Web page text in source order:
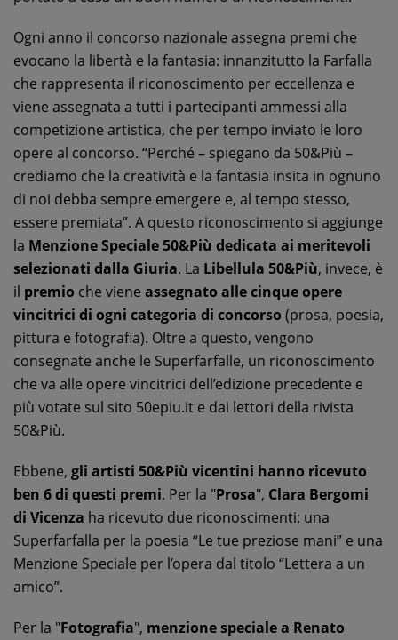
Ogni anno il concorso nazionale assegna premi che
evocano la libertà e la fantasia: innanzitutto la Farfalla
che rappresenta il riconoscimento per eccellenza e
viene assegnata a tutti i partecipanti ammessi alla
competizione artistica, che per tempo inviato le loro
opere al concorso. “Perché – spiegano da 50&Più –
crediamo che la creatività e la fantasia insita in ognuno
di noi debba sempre emergere e, al tempo stesso,
essere premiata”. A questo riconoscimento si aggiunge
la Menzione Speciale 50&Più dedicata ai meritevoli
selezionati dalla Giuria. La Libellula 50&Più, invece, è
il premio che viene assegnato alle cinque opere
vincitrici di ogni categoria di concorso (prosa, poesia,
pittura e fotografia). Oltre a questo, vengono
consegnate anche le Superfarfalle, un riconoscimento
che va alle opere vincitrici dell’edizione precedente e
più votate sul sito 50epiu.it e dai lettori della rivista
50&Più.
Ebbene, gli artisti 50&Più vicentini hanno ricevuto
ben 6 di questi premi. Per la "Prosa", Clara Bergomi
di Vicenza ha ricevuto due riconoscimenti: una
Superfarfalla per la poesia “Le tue preziose mani” e una
Menzione Speciale per l’opera dal titolo “Lettera a un
amico”.
Per la "Fotografia", menzione speciale a Renato